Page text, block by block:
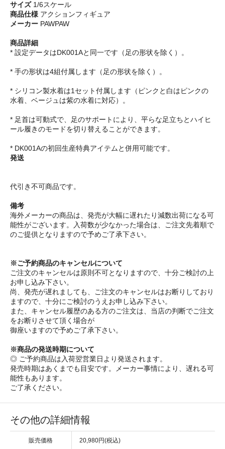
サイズ1/6スケール
商品仕様 アクションフィギュア
メーカー PAWPAW
商品詳細
* 設定データはDK001Aと同一です（足の形状を除く）。
* 手の形状は4組付属します（足の形状を除く）。
* シリコン製水着は1セット付属します（ピンクと白はピンクの
水着、ベージュは紫の水着に対応）。
* 足首は可動式で、足のサポートにより、平らな足立ちとハイヒ
ール履きのモードを切り替えることができます。
* DK001Aの初回生産特典アイテムと併用可能です。
発送
代引き不可商品です。
備考
海外メーカーの商品は、発売が大幅に遅れたり減数出荷になる可
能性がございます。入荷数が少なかった場合は、ご注文先着順で
のご提供となりますので予めご了承下さい。
※ご予約商品のキャンセルについて
ご注文のキャンセルは原則不可となりますので、十分ご検討の上
お申し込み下さい。
尚、発売が遅れましても、ご注文のキャンセルはお断りしており
ますので、十分にご検討のうえお申し込み下さい。
また、キャンセル履歴のある方のご注文は、当店の判断でご注文
をお断りさせて頂く場合が
御座いますので予めご了承下さい。
※商品の発送時期について
◎ ご予約商品は入荷翌営業日より発送されます。
発売時期はあくまでも目安です。メーカー事情により、遅れる可
能性もあります。
ご了承ください。
その他の詳細情報
販売価格 20,980円(税込)